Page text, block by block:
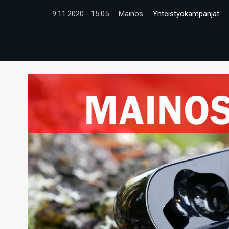
9.11.2020 - 15:05 Mainos Yhteistyökampanjat